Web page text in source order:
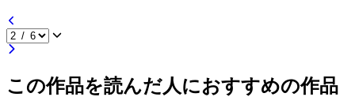
この作品を読んだ人におすすめの作品